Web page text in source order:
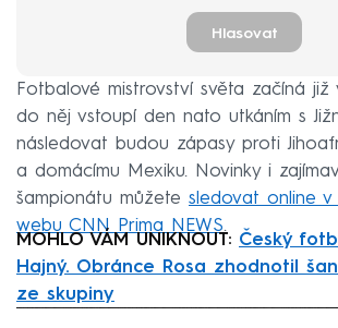
Hlasovat
Fotbalové mistrovství světa začíná již
do něj vstoupí den nato utkáním s
následovat budou zápasy proti
a domácímu Mexiku. Novinky i
šampionátu můžete sledovat online v
webu CNN Prima NEWS.
MOHLO VÁM UNIKNOUT: Český
Hajný. Obránce Rosa zhodnotil
ze skupiny